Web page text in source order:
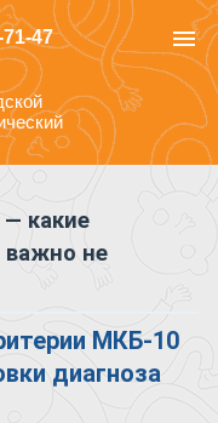
71-47 menu
— какие
важно не
МКБ-10
диагноза